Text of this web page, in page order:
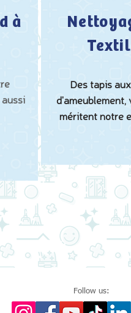
à
Des tapis
d'ameublement,
méritent notre
Follow us: